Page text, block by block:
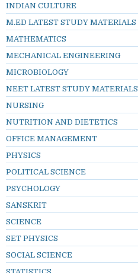
INDIAN CULTURE
M.ED LATEST STUDY MATERIALS
MATHEMATICS
MECHANICAL ENGINEERING
MICROBIOLOGY
NEET LATEST STUDY MATERIALS
NURSING
NUTRITION AND DIETETICS
OFFICE MANAGEMENT
PHYSICS
POLITICAL SCIENCE
PSYCHOLOGY
SANSKRIT
SCIENCE
SET PHYSICS
SOCIAL SCIENCE